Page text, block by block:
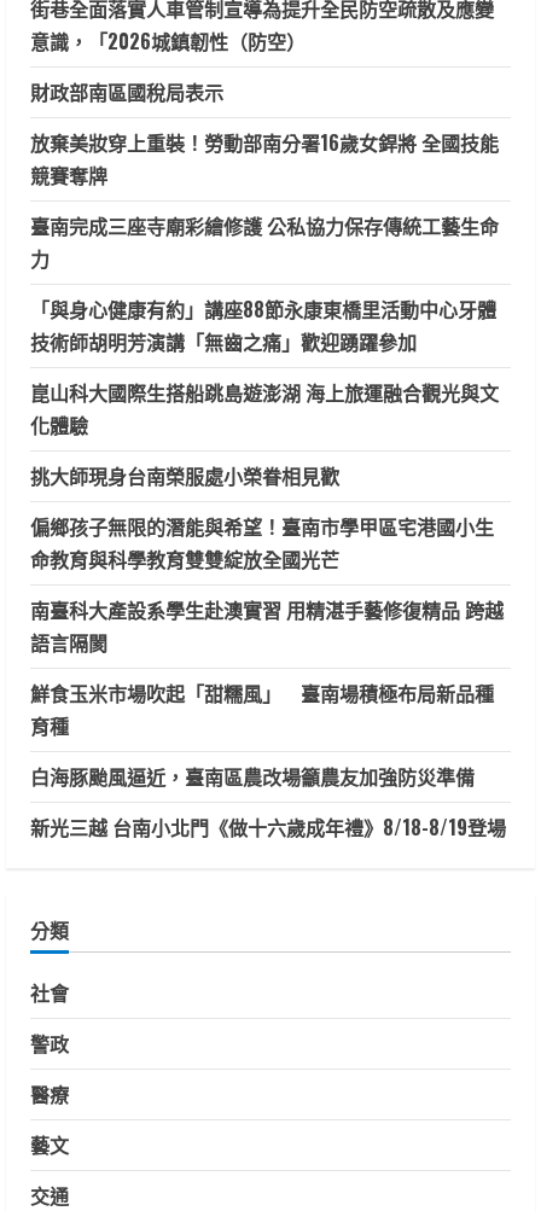
街巷全面落實人車管制宣導為提升全民防空疏散及應變
意識，「2026城鎮韌性（防空）
財政部南區國稅局表示
放棄美妝穿上重裝！勞動部南分署16歲女銲將 全國技能
競賽奪牌
臺南完成三座寺廟彩繪修護 公私協力保存傳統工藝生命
力
「與身心健康有約」講座88節永康東橋里活動中心牙體
技術師胡明芳演講「無齒之痛」歡迎踴躍參加
崑山科大國際生搭船跳島遊澎湖 海上旅運融合觀光與文
化體驗
挑大師現身台南榮服處小榮眷相見歡
偏鄉孩子無限的潛能與希望！臺南市學甲區宅港國小生
命教育與科學教育雙雙綻放全國光芒
南臺科大產設系學生赴澳實習 用精湛手藝修復精品 跨越
語言隔閡
鮮食玉米市場吹起「甜糯風」 臺南場積極布局新品種
育種
白海豚颱風逼近，臺南區農改場籲農友加強防災準備
新光三越 台南小北門《做十六歲成年禮》8/18-8/19登場
分類
社會
警政
醫療
藝文
交通